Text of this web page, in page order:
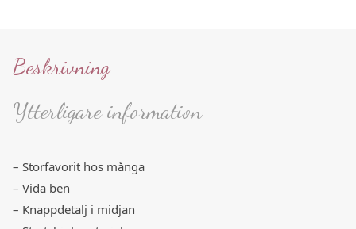
Beskrivning
Ytterligare information
– Storfavorit hos många
– Vida ben
– Knappdetalj i midjan